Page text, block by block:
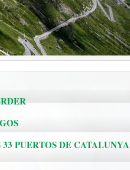
33 PUERTOS DE CATALUNYA